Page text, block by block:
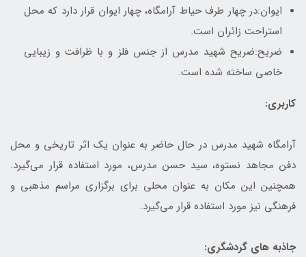
ایوان:در چهار طرف حیاط آرامگاه، چهار ایوان قرار دارد که محل
استراحت زائران است.
ضریح:ضریح شهید مدرس از جنس فلز و با ظرافت و زیبایی
خاصی ساخته شده است.
کاربری:
آرامگاه شهید مدرس در حال حاضر به عنوان یک اثر تاریخی و محل
دفن مجاهد نستوه، سید حسن مدرس، مورد استفاده قرار می‌گیرد.
همچنین این مکان به عنوان محلی برای برگزاری مراسم مذهبی و
فرهنگی نیز مورد استفاده قرار می‌گیرد.
جاذبه های گردشگری: